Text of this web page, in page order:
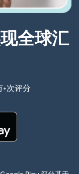
全球汇
+次评分